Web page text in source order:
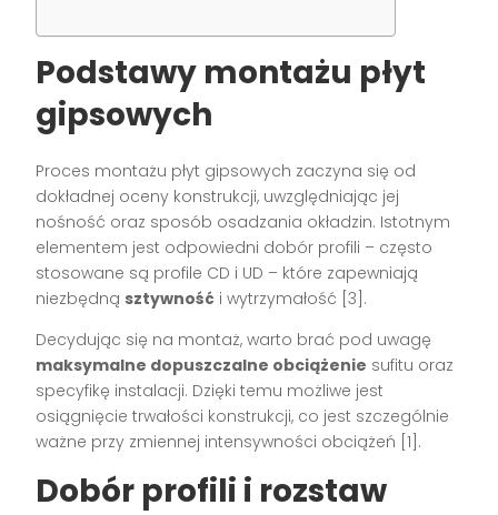
Podstawy montażu płyt
gipsowych
Proces montażu płyt gipsowych zaczyna się od
dokładnej oceny konstrukcji, uwzględniając jej
nośność oraz sposób osadzania okładzin. Istotnym
elementem jest odpowiedni dobór profili – często
stosowane są profile CD i UD – które zapewniają
niezbędną sztywność i wytrzymałość [3].
Decydując się na montaż, warto brać pod uwagę
maksymalne dopuszczalne obciążenie sufitu oraz
specyfikę instalacji. Dzięki temu możliwe jest
osiągnięcie trwałości konstrukcji, co jest szczególnie
ważne przy zmiennej intensywności obciążeń [1].
Dobór profili i rozstaw